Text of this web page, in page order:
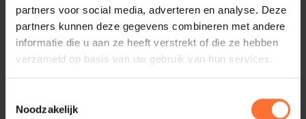
partners voor social media, adverteren en analyse. Deze
partners kunnen deze gegevens combineren met andere
informatie die u aan ze heeft verstrekt of die ze hebben
verzameld op basis van uw gebruik van hun services.
Noodzakelijk